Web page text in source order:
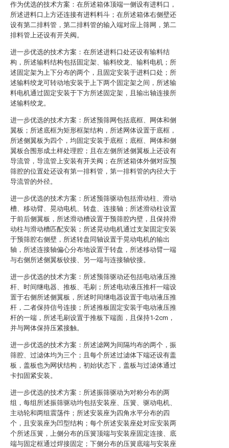
作为优选的技术方案：在所述箱体顶端一侧设有进料口，
所述进料口上方还连接有进料料斗；在所述箱体右侧壁还
设有第二排料管，第二排料管的输入端对应上筛网，第二
排料管上还设有开关阀。
进一步优选的技术方案：在所述进料口处还设有输料结
构，所述输料结构包括固定架、输料绞龙、输料电机；所
述固定架为上下分布的两个，且固定安装于进料口处；所
述输料绞龙可转动地安装于上下两个固定架之间，所述输
料电机通过固定安装于下方所述固定架，且输出轴连接所
述输料绞龙。
进一步优选的技术方案：所述预筛网包括底框、网体和侧
翼板；所述底框为矩形框架结构，所述网体设置于底框，
所述侧翼板为四个，均固定安装于底框；底框、网体和侧
翼板合围形成土样处理腔；且在左侧所述侧翼板上还设有
导流管，导流管上安装有开关阀；在所述箱体外侧对应预
筛腔的位置处还设有第一排料管，第一排料管的内径大于
导流管的外径。
进一步优选的技术方案：所述预筛驱动包括滑动柱、滑动
槽、移动臂、晃动电机、转盘、连接轴；所述滑动柱设置
于前后侧翼板，所述滑动槽设置于预筛腔内壁，且保持滑
动柱与滑动槽匹配安装；所述晃动电机通过支架固定安装
于预筛腔右侧壁，所述转盘同轴设置于晃动电机的输出
轴，所述连接轴偏心分布地设置于转盘，所述移动臂一端
与右侧所述侧翼板铰接、另一端与连接轴铰接。
进一步优选的技术方案：所述预筛驱动还包括电动液压推
杆、时间继电器、推板、毛刷；所述电动液压推杆一端设
置于右侧所述侧翼板，所述时间继电器设置于电动液压推
杆，二者保持信号连接；所述推板固定安装于电动液压推
杆的一端，所述毛刷设置于推板下端面，且保持1-2cm，
并与网体保持压紧接触。
进一步优选的技术方案：所述滤网为间隔均布的两个，振
筛腔、过滤体均为三个；且每个所述过滤体下端还设有盖
板，盖板也为网状结构，初始状态下，盖板与过滤体通过
卡扣固紧安装。
进一步优选的技术方案：所述振筛驱动为对称分布的两
组，每组所述振筛驱动均包括安装座、压簧、驱动电机、
主动轮和两组震荡件；所述安装座为四角水平分布的四
个，且安装座为凹型结构；每个所述安装座处对应安装两
个所述压簧，上侧分布的压簧顶端与安装座固定连接、底
端与固定框通过焊接固定；下侧分布的压簧底端与安装座